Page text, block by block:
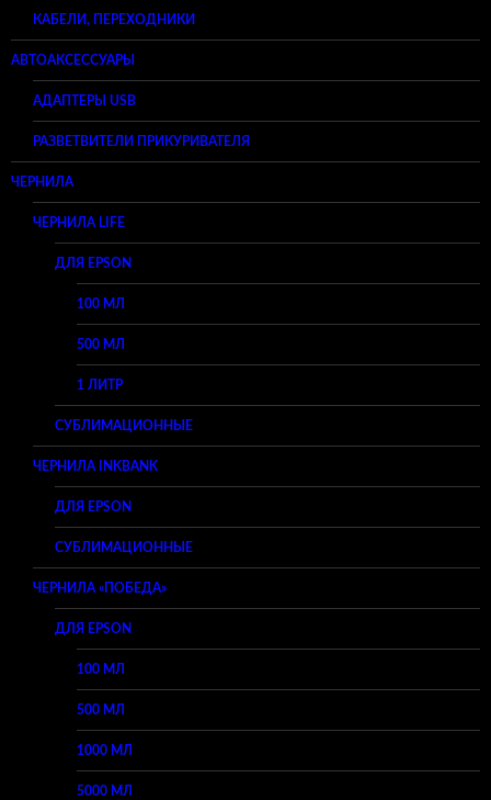
КАБЕЛИ, ПЕРЕХОДНИКИ
АВТОАКСЕССУАРЫ
АДАПТЕРЫ USB
РАЗВЕТВИТЕЛИ ПРИКУРИВАТЕЛЯ
ЧЕРНИЛА
ЧЕРНИЛА LIFE
ДЛЯ EPSON
100 МЛ
500 МЛ
1 ЛИТР
СУБЛИМАЦИОННЫЕ
ЧЕРНИЛА INKBANK
ДЛЯ EPSON
СУБЛИМАЦИОННЫЕ
ЧЕРНИЛА «ПОБЕДА»
ДЛЯ EPSON
100 МЛ
500 МЛ
1000 МЛ
5000 МЛ